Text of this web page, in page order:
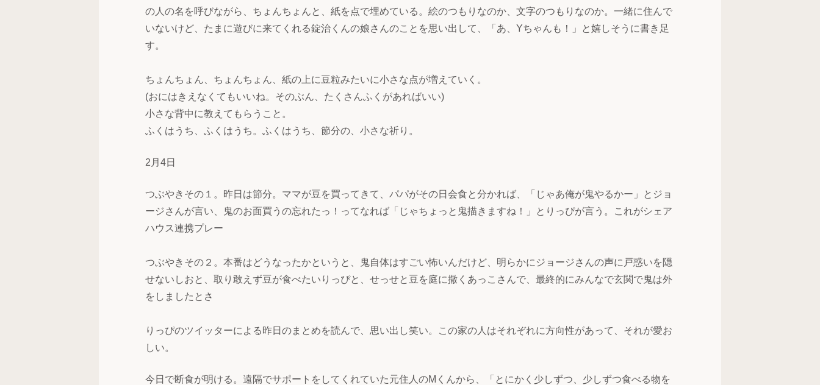
の人の名を呼びながら、ちょんちょんと、紙を点で埋めている。絵のつもりなのか、文字のつもりなのか。一緒に住んで
いないけど、たまに遊びに来てくれる錠治くんの娘さんのことを思い出して、「あ、Yちゃんも！」と嬉しそうに書き足
す。
ちょんちょん、ちょんちょん、紙の上に豆粒みたいに小さな点が増えていく。
(おにはきえなくてもいいね。そのぶん、たくさんふくがあればいい)
小さな背中に教えてもらうこと。
ふくはうち、ふくはうち。ふくはうち、節分の、小さな祈り。
2月4日
つぶやきその１。昨日は節分。ママが豆を買ってきて、パパがその日会食と分かれば、「じゃあ俺が鬼やるかー」とジョ
ージさんが言い、鬼のお面買うの忘れたっ！ってなれば「じゃちょっと鬼描きますね！」とりっぴが言う。これがシェア
ハウス連携プレー
つぶやきその２。本番はどうなったかというと、鬼自体はすごい怖いんだけど、明らかにジョージさんの声に戸惑いを隠
せないしおと、取り敢えず豆が食べたいりっぴと、せっせと豆を庭に撒くあっこさんで、最終的にみんなで玄関で鬼は外
をしましたとさ
りっぴのツイッターによる昨日のまとめを読んで、思い出し笑い。この家の人はそれぞれに方向性があって、それが愛お
しい。
今日で断食が明ける。遠隔でサポートをしてくれていた元住人のMくんから、「とにかく少しずつ、少しずつ食べる物を